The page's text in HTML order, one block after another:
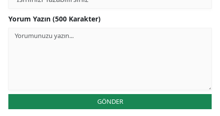
Yorum Yazın (500 Karakter)
GÖNDER